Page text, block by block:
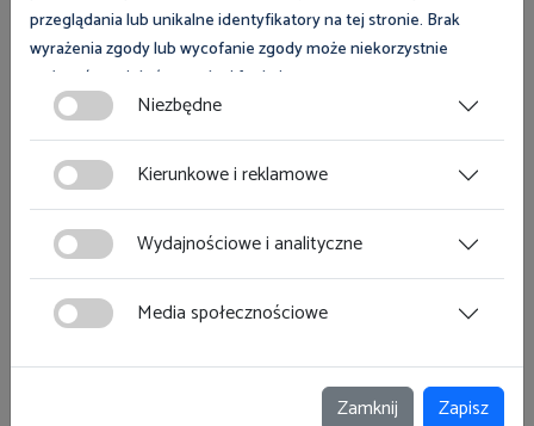
Zauważyć należy, że dbałość o stan bezpieczeństwa i
higieny pracy jest procesem trwałym, wymagającym
doskonalenia i uwzględniania zmieniającego się poziomu
nauki i techniki, wobec którego współpraca Państwowej
Inspekcji Pracy ze służbami bezpieczeństwa i higieny
pracy jest zjawiskiem pożądanym społecznie.
Ośrodek Szkolenia Państwowej Inspekcji Pracy we
Wrocławiu reprezentował
Łukasz Paroń
, Kierownik Działu
Szkoleń. Stronę Sudeckiego Stowarzyszenia BHP
reprezentowali:Małgorzata Kowalska, Prezes
Piotr Jakubowski, Wiceprezes
przeglądania lub unikalne identyfikatory na tej stronie. Brak
wyrażenia zgody lub wycofanie zgody może niekorzystnie
wpłynąć na niektóre cechy i funkcje.
Zgoda na pliki cookies jest dobrowolna i można ją wycofać lub
zmodyfikować w dowolnym momencie klikając w przycisk
ciasteczka w lewym dolnym rogu strony. Więcej informacji
znajdziesz w
Niezbędne
Kierunkowe i reklamowe
Wydajnościowe i analityczne
Media społecznościowe
Zamknij Zapisz